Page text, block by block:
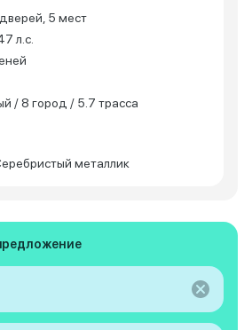
5 мест
л.с.
/ 8 город / 5.7 трасса
металлик